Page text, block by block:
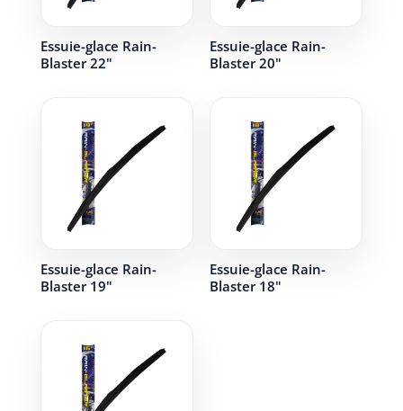
Essuie-glace Rain-
Blaster 22"
Essuie-glace Rain-
Blaster 20"
Essuie-glace Rain-
Blaster 19"
Essuie-glace Rain-
Blaster 18"